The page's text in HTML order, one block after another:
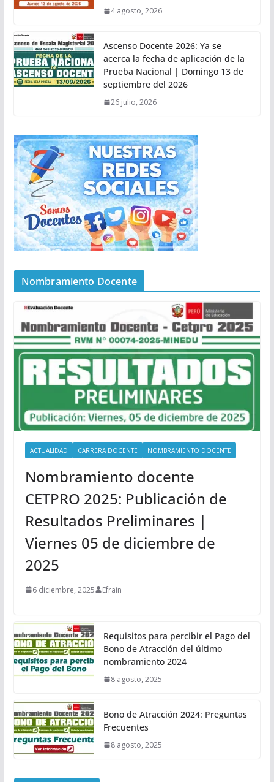
4 agosto, 2026
Ascenso Docente 2026: Ya se
acerca la fecha de aplicación de la
Prueba Nacional | Domingo 13 de
septiembre del 2026
26 julio, 2026
Nombramiento Docente
ACTUALIDAD CARRERA DOCENTE NOMBRAMIENTO DOCENTE
Nombramiento docente
CETPRO 2025: Publicación de
Resultados Preliminares |
Viernes 05 de diciembre de
2025
6 diciembre, 2025 Efrain
Requisitos para percibir el Pago del
Bono de Atracción del último
nombramiento 2024
8 agosto, 2025
Bono de Atracción 2024: Preguntas
Frecuentes
8 agosto, 2025